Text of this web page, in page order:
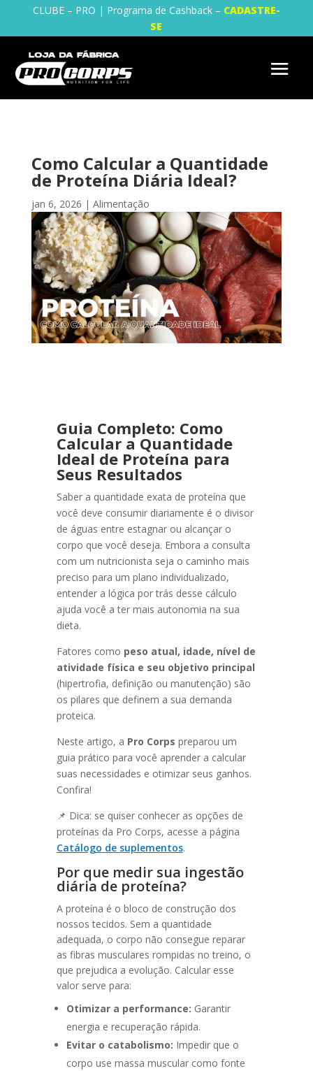
CLUBE – PRO | Programa de Cashback – CADASTRE-
SE
Como Calcular a Quantidade
de Proteína Diária Ideal?
jan 6, 2026 | Alimentação
Guia Completo: Como
Calcular a Quantidade
Ideal de Proteína para
Seus Resultados
Saber a quantidade exata de proteína que
você deve consumir diariamente é o divisor
de águas entre estagnar ou alcançar o
corpo que você deseja. Embora a consulta
com um nutricionista seja o caminho mais
preciso para um plano individualizado,
entender a lógica por trás desse cálculo
ajuda você a ter mais autonomia na sua
dieta.
Fatores como peso atual, idade, nível de
atividade física e seu objetivo principal
(hipertrofia, definição ou manutenção) são
os pilares que definem a sua demanda
proteica.
Neste artigo, a Pro Corps preparou um
guia prático para você aprender a calcular
suas necessidades e otimizar seus ganhos.
Confira!
📌 Dica: se quiser conhecer as opções de
proteínas da Pro Corps, acesse a página
Catálogo de suplementos.
Por que medir sua ingestão
diária de proteína?
A proteína é o bloco de construção dos
nossos tecidos. Sem a quantidade
adequada, o corpo não consegue reparar
as fibras musculares rompidas no treino, o
que prejudica a evolução. Calcular esse
valor serve para:
Otimizar a performance: Garantir
energia e recuperação rápida.
Evitar o catabolismo: Impedir que o
corpo use massa muscular como fonte